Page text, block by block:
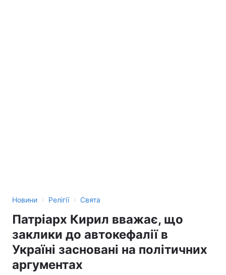
Новини › Релігії › Свята
Патріарх Кирил вважає, що
заклики до автокефалії в
Україні засновані на політичних
аргументах